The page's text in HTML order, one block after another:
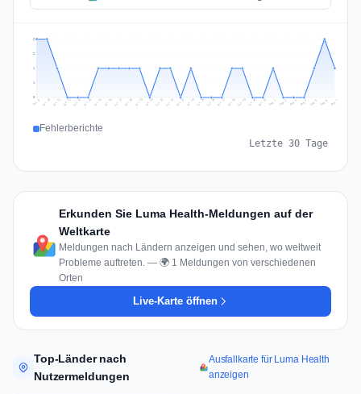
1
1
2
2
Jul 9 Jul 10 Jul 11 Jul 12 Jul 13 Jul 14 Jul 15 Jul 16 Jul 17 Jul 18 Jul 19 Jul 20 Jul 21 Jul 22 Jul 23 Jul 24 Jul 25 Jul 26 Jul 27 Jul 28 Jul 29 Jul 30 Jul 31 Aug 1 Aug 2 Aug 3 Aug 4 Aug 5 Aug 6 Aug 7
Fehlerberichte
Letzte 30 Tage
Erkunden Sie Luma Health-Meldungen auf der
Weltkarte
Meldungen nach Ländern anzeigen und sehen, wo weltweit
Probleme auftreten. — 🌍 1 Meldungen von verschiedenen
Orten
Live-Karte öffnen
Top-Länder nach
Nutzermeldungen
Ausfallkarte für Luma Health
anzeigen